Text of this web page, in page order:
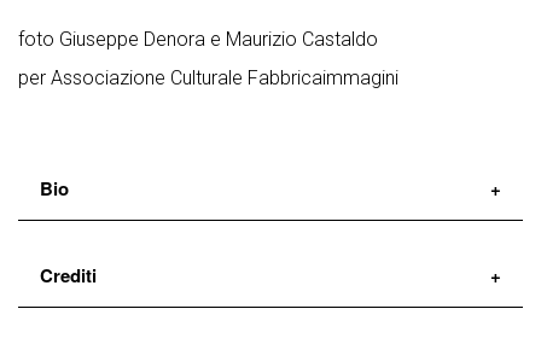
foto Giuseppe Denora e Maurizio Castaldo
per Associazione Culturale Fabbricaimmagini
Bio
I Sacchi di Sabbia nascono a Pisa nel 1995 e nel
panorama della scena italiana si distinguono per la
Crediti